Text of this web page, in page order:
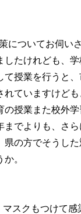
についてお伺い
したけれども、
て授業を行うと
れていますけど
の授業また校外
までよりも、さ
県の方でそうした
。
スクもつけて感